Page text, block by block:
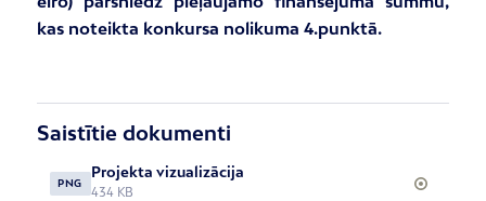
kas noteikta konkursa nolikuma 4.punktā.
Saistītie dokumenti
PNG
Projekta vizualizācija
434 KB